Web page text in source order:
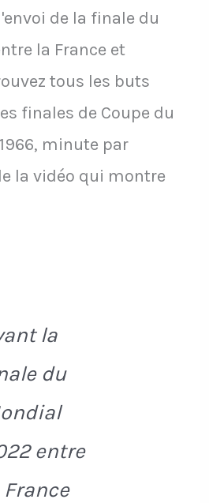
de la finale du
la France et
tous les buts
finales de Coupe du
minute par
la vidéo qui montre
la
du
entre
France